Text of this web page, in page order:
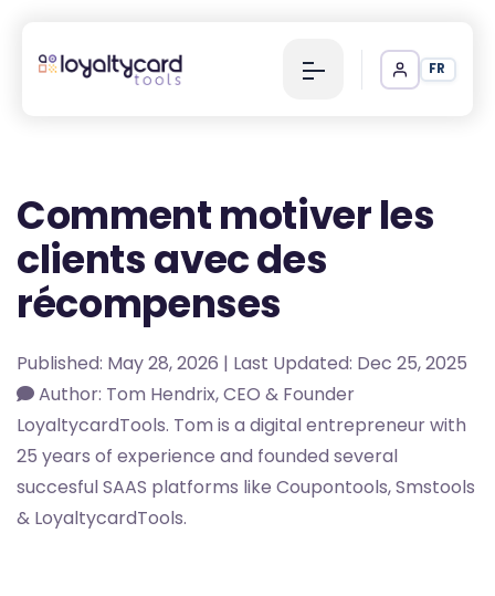
FR
Comment motiver les
clients avec des
récompenses
Published: May 28, 2026 | Last Updated: Dec 25, 2025
Author: Tom Hendrix, CEO & Founder
LoyaltycardTools. Tom is a digital entrepreneur with
25 years of experience and founded several
succesful SAAS platforms like Coupontools, Smstools
& LoyaltycardTools.